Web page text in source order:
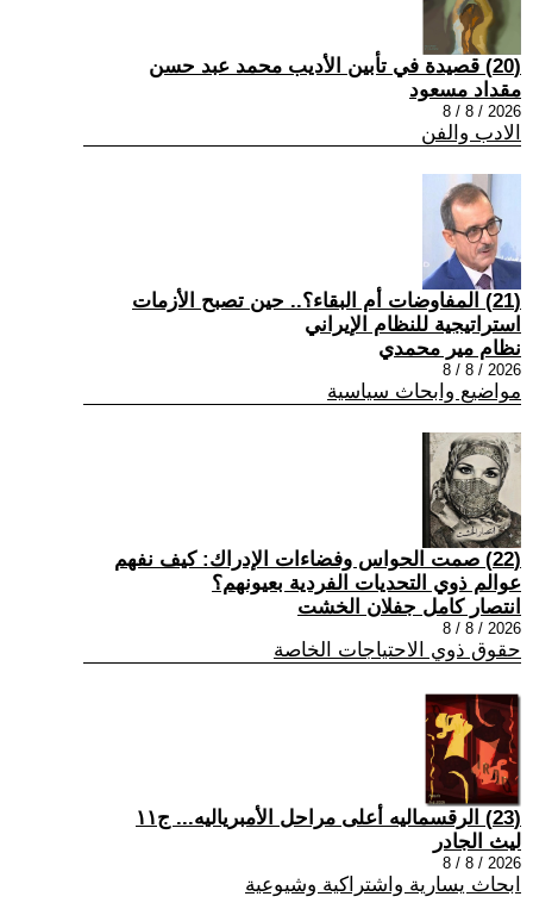
(20) قصيدة في تأبين الأديب محمد عبد حسن
مقداد مسعود
2026 / 8 / 8
الادب والفن
(21) المفاوضات أم البقاء؟.. حين تصبح الأزمات
استراتيجية للنظام الإيراني
نظام مير محمدي
2026 / 8 / 8
مواضيع وابحاث سياسية
(22) صمت الحواس وفضاءات الإدراك: كيف نفهم
عوالم ذوي التحديات الفردية بعيونهم؟
انتصار كامل جفلان الخشت
2026 / 8 / 8
حقوق ذوي الاحتياجات الخاصة
(23) الرقسماليه أعلى مراحل الأمبرياليه... ج١١
ليث الجادر
2026 / 8 / 8
ابحاث يسارية واشتراكية وشيوعية